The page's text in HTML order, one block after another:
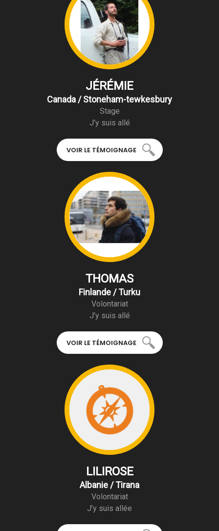
JÉRÉMIE
Canada / Stoneham-tewkesbury
Stage
J’y suis allé
VOIR LE TÉMOIGNAGE
THOMAS
Finlande / Turku
Volontariat
J’y suis allé
VOIR LE TÉMOIGNAGE
LILIROSE
Albanie / Tirana
Volontariat
J’y suis allée